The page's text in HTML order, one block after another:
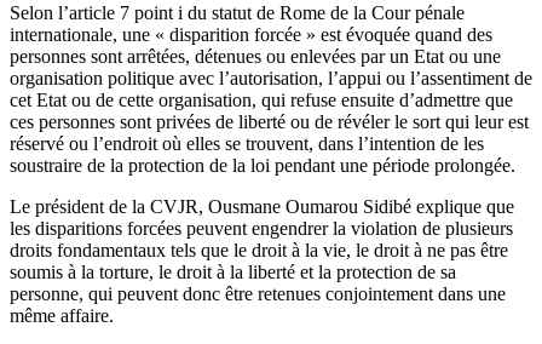
Selon l’article 7 point i du statut de Rome de la Cour pénale
internationale, une « disparition forcée » est évoquée quand des
personnes sont arrêtées, détenues ou enlevées par un Etat ou une
organisation politique avec l’autorisation, l’appui ou l’assentiment de
cet Etat ou de cette organisation, qui refuse ensuite d’admettre que
ces personnes sont privées de liberté ou de révéler le sort qui leur est
réservé ou l’endroit où elles se trouvent, dans l’intention de les
soustraire de la protection de la loi pendant une période prolongée.
Le président de la CVJR, Ousmane Oumarou Sidibé explique que
les disparitions forcées peuvent engendrer la violation de plusieurs
droits fondamentaux tels que le droit à la vie, le droit à ne pas être
soumis à la torture, le droit à la liberté et la protection de sa
personne, qui peuvent donc être retenues conjointement dans une
même affaire.